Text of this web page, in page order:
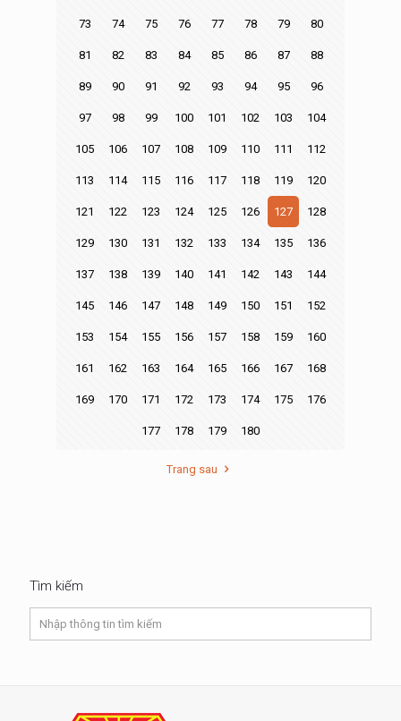
73 74 75 76 77 78 79 80
81 82 83 84 85 86 87 88
89 90 91 92 93 94 95 96
97 98 99 100 101 102 103 104
105 106 107 108 109 110 111 112
113 114 115 116 117 118 119 120
121 122 123 124 125 126 127 128
129 130 131 132 133 134 135 136
137 138 139 140 141 142 143 144
145 146 147 148 149 150 151 152
153 154 155 156 157 158 159 160
161 162 163 164 165 166 167 168
169 170 171 172 173 174 175 176
177 178 179 180
Trang sau
Tìm kiếm